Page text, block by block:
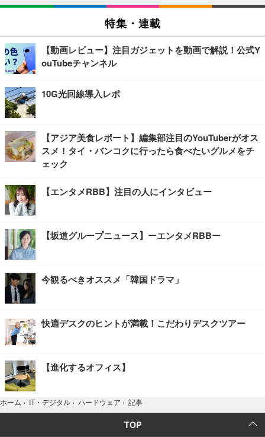
特集・連載
【動画レビュー】注目ガジェットを動画で解説！公式Y
ouTubeチャンネル
10G光回線導入レポ
【アジア美食レポート】編集部注目のYouTuberがオス
スメ！タイ・バンコクに行ったら食べたいグルメをチ
ェック
【エンタメRBB】注目の人にインタビュー
【坂道グループニュース】ーエンタメRBBー
今観るべきオススメ「韓国ドラマ」
快適デスクのヒントが満載！こだわりデスクツアー
【進化するオフィス】
ホーム › IT・デジタル › ハードウェア › 記事
TOP